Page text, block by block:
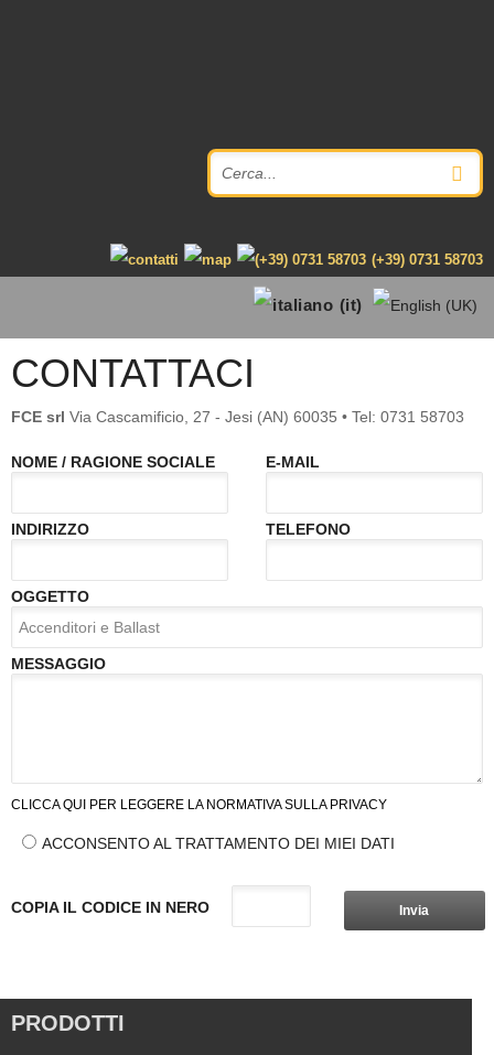
(+39) 0731 58703
CONTATTACI
FCE srl Via Cascamificio, 27 - Jesi (AN) 60035 • Tel: 0731 58703
NOME / RAGIONE SOCIALE E-MAIL
INDIRIZZO TELEFONO
OGGETTO
MESSAGGIO
CLICCA QUI PER LEGGERE LA NORMATIVA SULLA PRIVACY
ACCONSENTO AL TRATTAMENTO DEI MIEI DATI
COPIA IL CODICE IN NERO
PRODOTTI